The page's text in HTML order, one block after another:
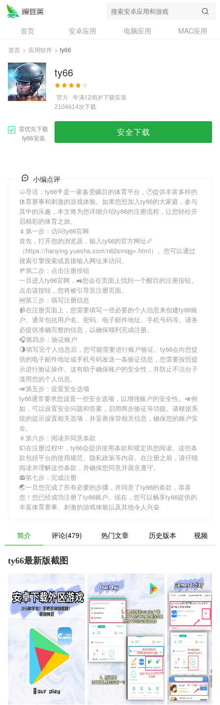
首页 安卓应用 电脑应用
MAC应用
资讯
问答
首页 > 应用软件 > ty66
ty66
官方 年满12周岁下载安装
2104614次下载
需优先下载
ty66安装
安全下载
小编点评
🌰导语： ty66🍭是一家备受瞩目的体育平台，🕑提供丰富多样的
体育赛事和刺激的游戏体验。如果您想加入ty66的大家庭，参与
其中的乐趣，本文将为您详细介绍ty66的注册流程，让您轻松开
启精彩的体育之旅。
🍢第一步：访问ty66官网
首先，打开您的浏览器，输入ty66的官方网址🥖
（https://hanying.yuesha.com/n62smqg=.html）。您可以通过
搜索引擎搜索或直接输入网址来访问。
🚥第二步：点击注册按钮
一旦进入ty66官网，🚜您会在页面上找到一个醒目的注册按钮。
点击该按钮，您将被引导至注册页面。
🆕第三步：填写注册信息
📹在注册页面上，您需要填写一些必要的个人信息来创建ty66账
户。通常包括用户名、密码、电子邮件地址、手机号码等。请务
必提供准确完整的信息，以确保顺利完成注册。
🎧第四步：验证账户
🌗填写完个人信息后，您可能需要进行账户验证。 ty66会向您提
供的电子邮件地址或手机号码发送一条验证信息，您需要按照提
示进行验证操作。这有助于确保账户的安全性，并防止不法分子
滥用您的个人信息。
🎺第五步：设置安全选项
ty66通常要求您设置一些安全选项，以增强账户的安全性。🥑例
如，可以设置安全问题和答案，启用两步验证等功能。请根据系
统的提示设置相关选项，并妥善保管相关信息，确保您的账户安
全。
🎇第六步：阅读并同意条款
💴在注册过程中， ty66会提供使用条款和规定供您阅读。这些条
款包括平台的使用规范、隐私政策等内容。在注册之前，请仔细
阅读并理解这些条款，并确保您同意并愿意遵守。
📻第七步：完成注册
🌏一旦您完成了所有必要的步骤，并同意了ty66的条款，恭喜
您！您已经成功注册了ty66账户。现在，您可以畅享ty66提供的
丰富体育赛事、刺激的游戏体验以及其他令人兴奋
简介 评论(479) 热门文章 历史版本 视频
ty66最新版截图